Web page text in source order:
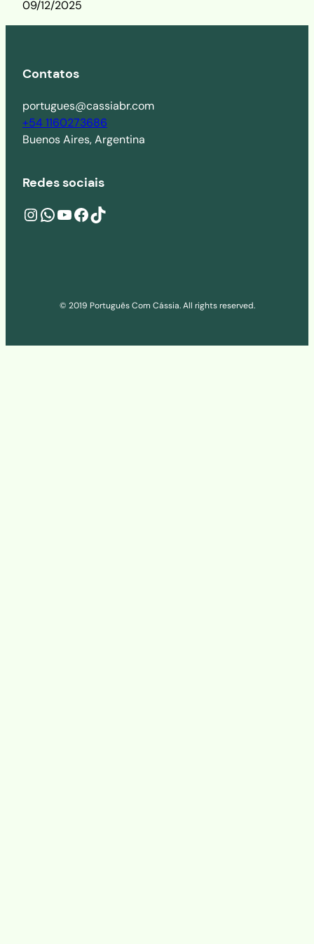
09/12/2025
Contatos
portugues@cassiabr.com
+54 1160273686
Buenos Aires, Argentina
Redes sociais
Instagramwa.me/541160273686 YouTube Facebook TikTok
© 2019 Português Com Cássia. All rights reserved.